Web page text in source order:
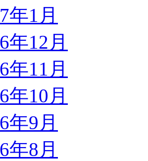
年1月
年12月
年11月
年10月
年9月
年8月